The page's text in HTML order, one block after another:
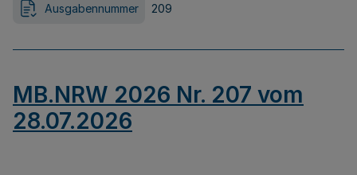
Ausgabennummer 209
MB.NRW 2026 Nr. 207 vom
28.07.2026